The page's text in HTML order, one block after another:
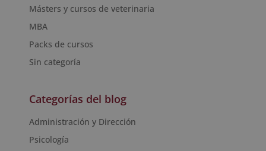
Másters y cursos de veterinaria
MBA
Packs de cursos
Sin categoría
Categorías del blog
Administración y Dirección
Psicología